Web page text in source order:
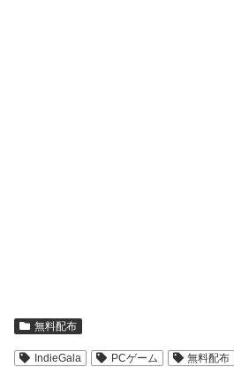
無料配布
IndieGala PCゲーム 無料配布